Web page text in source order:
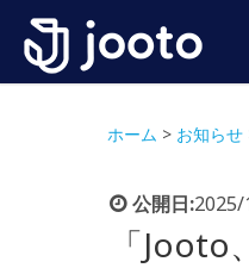
ホーム > お知らせ
公開日:
「